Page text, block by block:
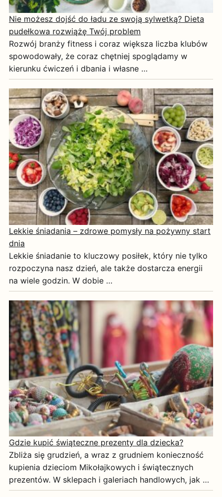
Nie możesz dojść do ładu ze swoją sylwetką? Dieta
pudełkowa rozwiążę Twój problem
Rozwój branży fitness i coraz większa liczba klubów
spowodowały, że coraz chętniej spoglądamy w
kierunku ćwiczeń i dbania i własne …
Lekkie śniadania – zdrowe pomysły na pożywny start
dnia
Lekkie śniadanie to kluczowy posiłek, który nie tylko
rozpoczyna nasz dzień, ale także dostarcza energii
na wiele godzin. W dobie …
Gdzie kupić świąteczne prezenty dla dziecka?
Zbliża się grudzień, a wraz z grudniem konieczność
kupienia dzieciom Mikołajkowych i świątecznych
prezentów. W sklepach i galeriach handlowych, jak …